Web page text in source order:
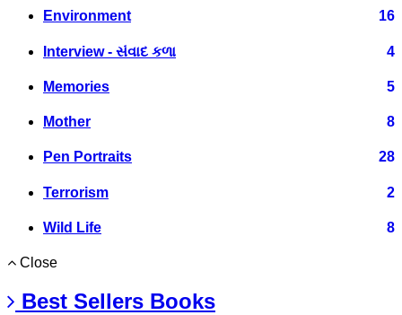
Environment 16
Interview - સંવાદ કળા 4
Memories 5
Mother 8
Pen Portraits 28
Terrorism 2
Wild Life 8
Close
Best Sellers Books